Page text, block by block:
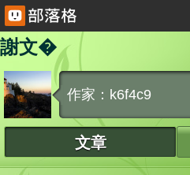
謝文�
作家：k6f4c9
文章